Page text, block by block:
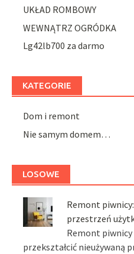
UKŁAD ROMBOWY
WEWNĄTRZ OGRÓDKA
Lg42lb700 za darmo
KATEGORIE
Dom i remont
Nie samym domem…
LOSOWE
Remont
przestrzeń
Remont piwnicy
przekształcić nieużywaną